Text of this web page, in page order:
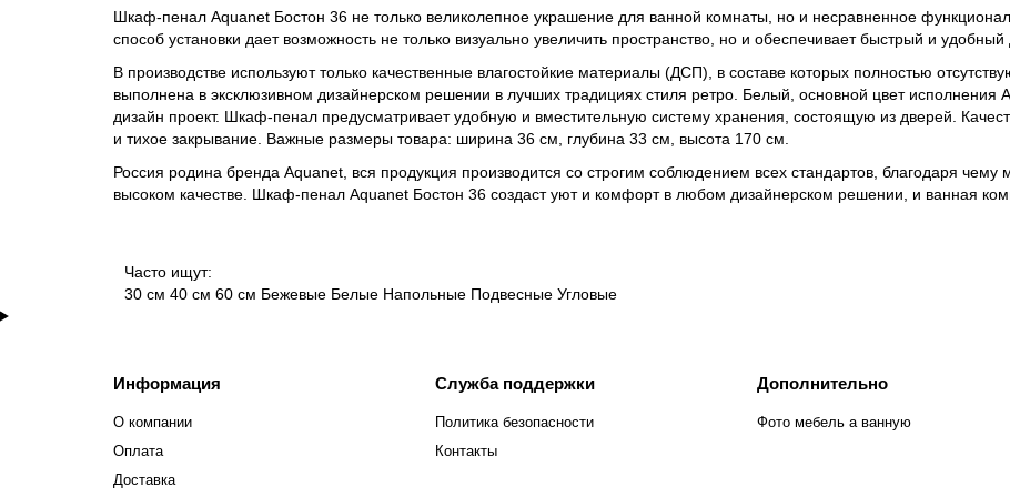
Шкаф-пенал Aquanet Бостон 36 не только великолепное украшение для ванной комнаты, но и несравненное
способ установки дает возможность не только визуально увеличить пространство, но и обеспечивает быстрый и удобный
В производстве используют только качественные влагостойкие материалы (ДСП), в составе которых полностью
выполнена в эксклюзивном дизайнерском решении в лучших традициях стиля ретро. Белый, основной цвет исполнения
дизайн проект. Шкаф-пенал предусматривает удобную и вместительную систему хранения, состоящую из дверей.
и тихое закрывание. Важные размеры товара: ширина 36 см, глубина 33 см, высота 170 см.
Россия родина бренда Aquanet, вся продукция производится со строгим соблюдением всех стандартов, благодаря
высоком качестве. Шкаф-пенал Aquanet Бостон 36 создаст уют и комфорт в любом дизайнерском решении, и ванная
Часто ищут:
30 см 40 см 60 см Бежевые Белые Напольные Подвесные Угловые
Информация
О компании
Оплата
Доставка
Служба поддержки
Политика безопасности
Контакты
Дополнительно
Фото мебель а ванную